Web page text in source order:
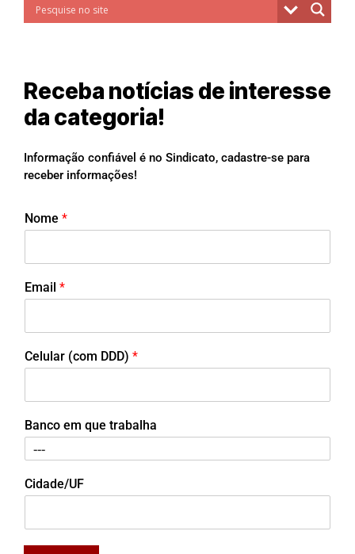
Receba notícias de interesse
da categoria!
Informação confiável é no Sindicato, cadastre-se para
receber informações!
Nome *
Email *
Celular (com DDD) *
Banco em que trabalha
Cidade/UF